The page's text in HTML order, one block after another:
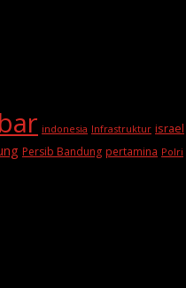
indonesia Infrastruktur israel
Persib Bandung pertamina Polri